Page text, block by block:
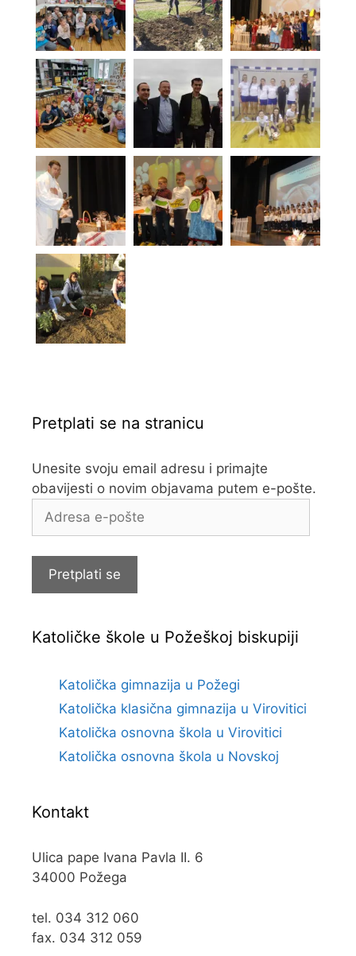
Pretplati se na stranicu
Unesite svoju email adresu i primajte
obavijesti o novim objavama putem e-pošte.
e-
Pretplati se
Katoličke škole u Požeškoj biskupiji
Katolička gimnazija u Požegi
Katolička klasična gimnazija u Virovitici
Katolička osnovna škola u Virovitici
Katolička osnovna škola u Novskoj
Kontakt
Ulica pape Ivana Pavla II. 6
34000 Požega
tel. 034 312 060
fax. 034 312 059